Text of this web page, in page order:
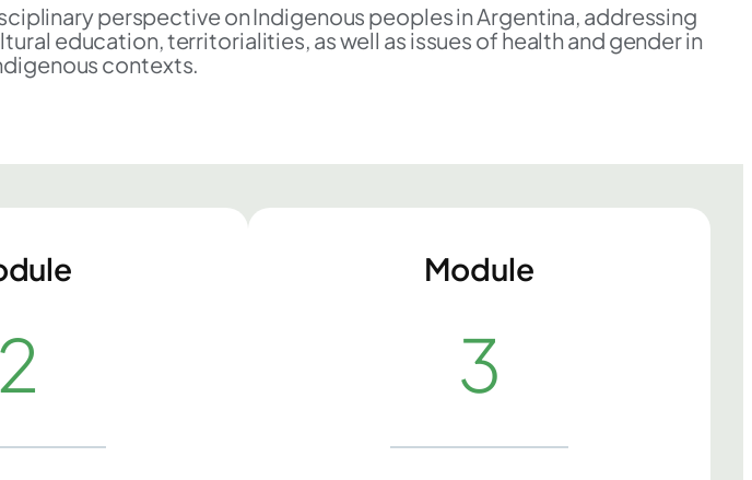
perspective on Indigenous peoples in Argentina, addressing
education, territorialities, as well as issues of health and gender in
contexts.
2
Module
3